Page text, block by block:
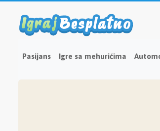
Pasijans Igre sa mehurićima